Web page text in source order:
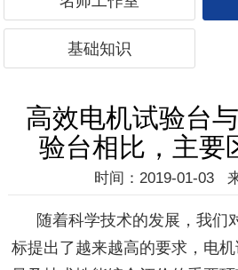
基础知识
高效电机试验台
验台相比，主要
时间：2019-01-03
随着科学技术的发展，我们
标提出了越来越高的要求，电